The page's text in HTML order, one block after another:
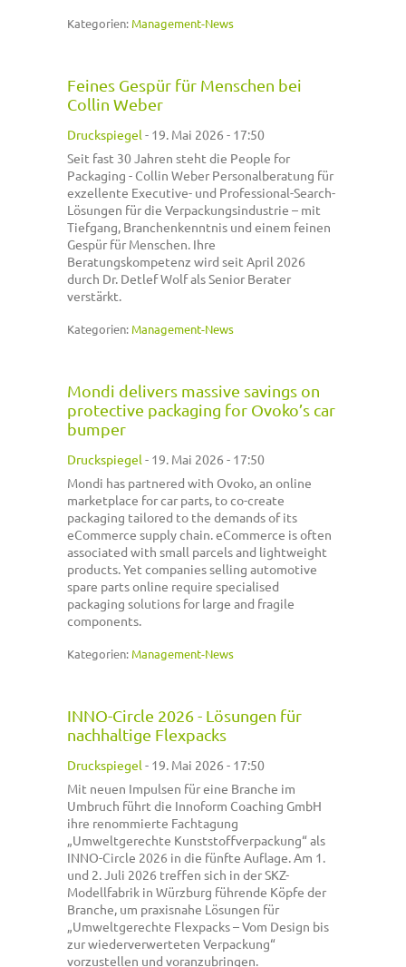
Kategorien:Management-News
Feines Gespür für Menschen bei
Collin Weber
Druckspiegel - 19. Mai 2026 - 17:50
Seit fast 30 Jahren steht die People for
Packaging - Collin Weber Personalberatung für
exzellente Executive- und Professional-Search-
Lösungen für die Verpackungsindustrie – mit
Tiefgang, Branchenkenntnis und einem feinen
Gespür für Menschen. Ihre
Beratungskompetenz wird seit April 2026
durch Dr. Detlef Wolf als Senior Berater
verstärkt.
Kategorien:Management-News
Mondi delivers massive savings on
protective packaging for Ovoko’s car
bumper
Druckspiegel - 19. Mai 2026 - 17:50
Mondi has partnered with Ovoko, an online
marketplace for car parts, to co-create
packaging tailored to the demands of its
eCommerce supply chain. eCommerce is often
associated with small parcels and lightweight
products. Yet companies selling automotive
spare parts online require specialised
packaging solutions for large and fragile
components.
Kategorien:Management-News
INNO-Circle 2026 - Lösungen für
nachhaltige Flexpacks
Druckspiegel - 19. Mai 2026 - 17:50
Mit neuen Impulsen für eine Branche im
Umbruch führt die Innoform Coaching GmbH
ihre renommierte Fachtagung
„Umweltgerechte Kunststoffverpackung“ als
INNO-Circle 2026 in die fünfte Auflage. Am 1.
und 2. Juli 2026 treffen sich in der SKZ-
Modellfabrik in Würzburg führende Köpfe der
Branche, um praxisnahe Lösungen für
„Umweltgerechte Flexpacks – Vom Design bis
zur wiederverwerteten Verpackung“
vorzustellen und voranzubringen.